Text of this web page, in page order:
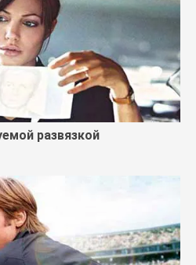
развязкой